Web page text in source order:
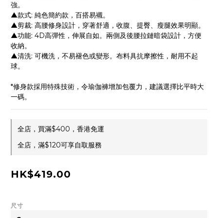
強。
▲款式: 純色簡約款，百搭易襯。
▲剪裁: 高腰修身設計，穿著舒適，收腹、提臀、瘦腿效果明顯。
▲功能: 4D高彈性，伸展自如。兩側及後腰拉鏈暗袋設計，方便
收納。
▲清洗: 可機洗，不易褪色或變形。布料具抗摩擦性，耐用不起
球。
*修身款採用特殊技術，令瑜伽褲增加包覆力，建議選擇比平時大
一碼。
全店，買滿$400，香港免運
全店，滿$120可享自取服務
HK$419.00
尺寸